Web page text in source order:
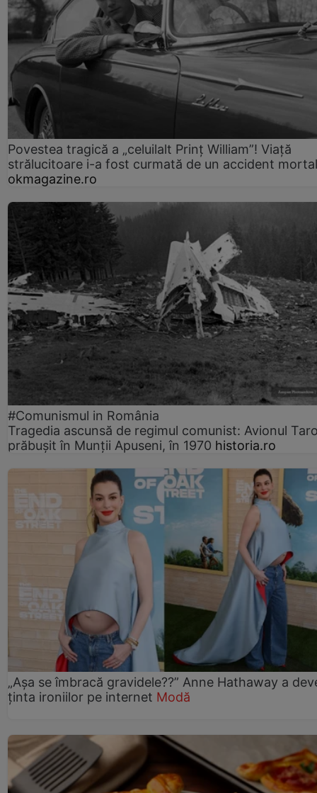
Povestea tragică a „celuilalt Prinț William”! Viață
strălucitoare i-a fost curmată de un accident mortal
okmagazine.ro
#Comunismul in România
Tragedia ascunsă de regimul comunist: Avionul
prăbușit în Munții Apuseni, în 1970 historia.ro
„Așa se îmbracă gravidele??” Anne Hathaway a
ținta ironiilor pe internet Modă